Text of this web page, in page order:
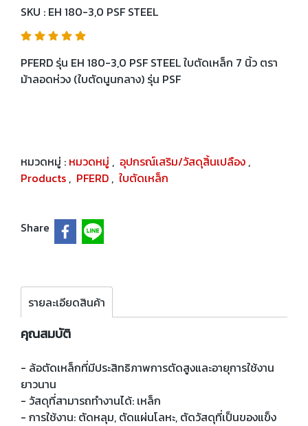
SKU : EH 180-3,0 PSF STEEL
PFERD รุ่น EH 180-3,0 PSF STEEL ใบตัดเหล็ก 7 นิ้ว ตรา
ม้าลอดห่วง (ใบตัดนูนกลาง) รุ่น PSF
หมวดหมู่ : หมวดหมู่ , อุปกรณ์เสริม/วัสดุสิ้นเปลือง ,
Products , PFERD , ใบตัดเหล็ก
Share
รายละเอียดสินค้า
คุณสมบัติ
- ล้อตัดเหล็กที่มีประสิทธิภาพการตัดสูงและอายุการใช้งาน
ยาวนาน
- วัสดุที่สามารถทำงานได้: เหล็ก
- การใช้งาน: ตัดหลุม, ตัดแผ่นโลหะ, ตัดวัสดุที่เป็นของแข็ง